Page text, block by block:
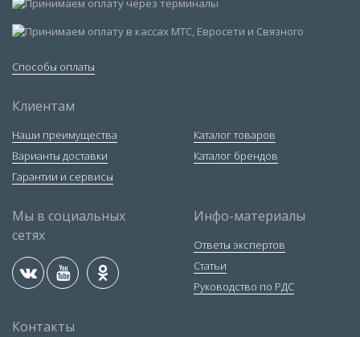
Способы оплаты
Клиентам
Наши преимущества
Варианты доставки
Гарантии и сервисы
Каталог товаров
Каталог брендов
Мы в социальных
сетях
Инфо-материалы
Ответы экспертов
Статьи
Руководство по РДС
Контакты